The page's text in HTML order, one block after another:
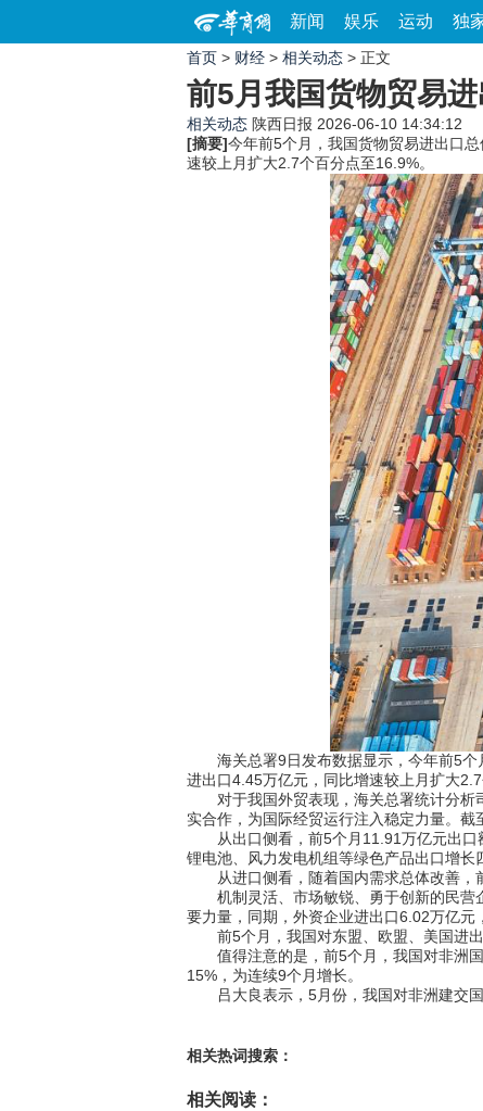
新闻 娱乐 运动 独
首页 > 财经 > 相关动态 > 正文
前5月我国货物贸易
相关动态 陕西日报 2026-06-10 14:34:12
[摘要]今年前5个月，我国货物贸易进出口
速较上月扩大2.7个百分点至16.9%。
海关总署9日发布数据显示，今年前5个
进出口4.45万亿元，同比增速较上月扩大2.7
对于我国外贸表现，海关总署统计分析司
实合作，为国际经贸运行注入稳定力量。截
从出口侧看，前5个月11.91万亿元出口
锂电池、风力发电机组等绿色产品出口增长
从进口侧看，随着国内需求总体改善，前
机制灵活、市场敏锐、勇于创新的民营
要力量，同期，外资企业进出口6.02万亿元
前5个月，我国对东盟、欧盟、美国进出
值得注意的是，前5个月，我国对非洲国
15%，为连续9个月增长。
吕大良表示，5月份，我国对非洲建交国
相关热词搜索：
相关阅读：